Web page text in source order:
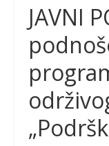
JAVNI